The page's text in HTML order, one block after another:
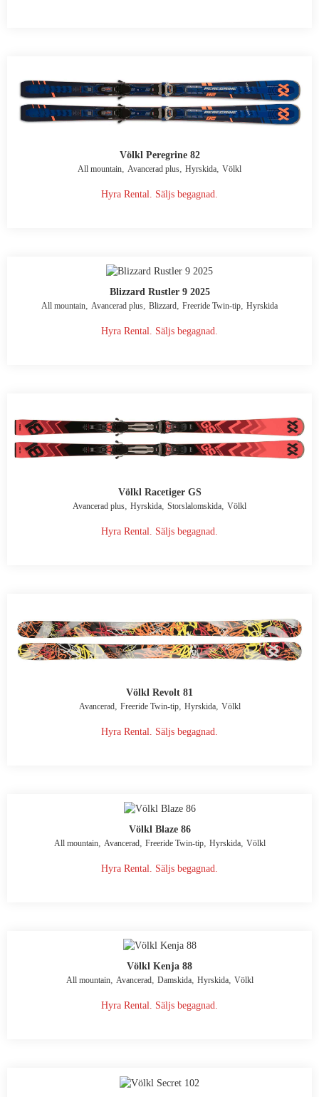
Völkl Peregrine 82
All mountain Avancerad plus Hyrskida Völkl
Hyra Rental. Säljs begagnad.
Blizzard Rustler 9 2025
All mountain, Avancerad plus, Blizzard, Freeride Twin-tip, Hyrskida
Hyra Rental. Säljs begagnad.
Völkl Racetiger GS
Avancerad plus Hyrskida Storslalomskida Völkl
Hyra Rental. Säljs begagnad.
Völkl Revolt 81
Avancerad, Freeride Twin-tip, Hyrskida, Völkl
Hyra Rental. Säljs begagnad.
Völkl Blaze 86
All mountain, Avancerad, Freeride Twin-tip, Hyrskida, Völkl
Hyra Rental. Säljs begagnad.
Völkl Kenja 88
All mountain, Avancerad, Damskida, Hyrskida, Völkl
Hyra Rental. Säljs begagnad.